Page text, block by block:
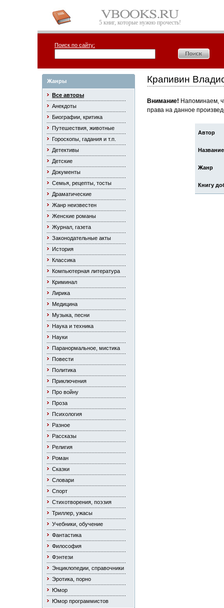
5 книг, которые нужно прочесть!
Поиск по сайту:
Жанры
Все авторы
Анекдоты
Биографии, критика
Путешествия, животные
Гороскопы, гадания и т.п.
Детективы
Детские
Документы
Семья, рецепты, тосты
Драматические
Жанр неизвестен
Женские романы
Журнал, газета
Законодательные акты
История
Классика
Компьютерная литература
Криминал
Лирика
Медицина
Музыка, песни
Наука и техника
Науки
Паранормальное, мистика
Повести
Политика
Приключения
Про войну
Проза
Психология
Разное
Рассказы
Религия
Роман
Сказки
Словари
Спорт
Стихотворения, поэзия
Триллер, ужасы
Учебники, обучение
Фантастика
Философия
Фэнтези
Энциклопедии, справочники
Эротика, порно
Юмор
Юмор программистов
Крапивин
Внимание! Напоминаем,
права на данное
Автор
Название
Жанр
Книгу